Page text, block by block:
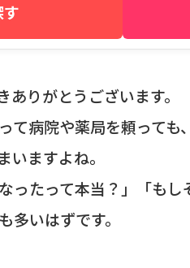
りがとうございます。
て病院や薬局を頼って
いますよね。
ったって本当？」「も
多いはずです。